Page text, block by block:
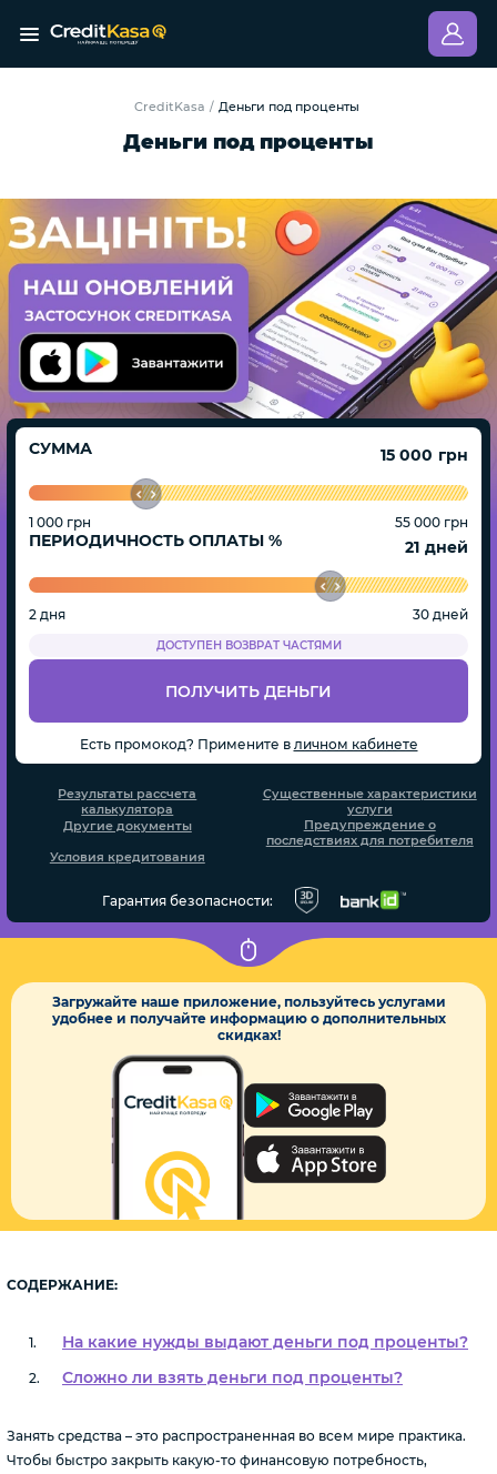
CreditKasa / Деньги под проценты
Деньги под проценты
СУММА грн
1 000 грн 55 000 грн
ПЕРИОДИЧНОСТЬ ОПЛАТЫ % дней
2 дня 30 дней
ДОСТУПЕН ВОЗВРАТ ЧАСТЯМИ
ПОЛУЧИТЬ ДЕНЬГИ
Есть промокод? Примените в личном кабинете
Результаты рассчета
калькулятора
Существенные характеристики
услуги
Другие документы
Предупреждение о
последствиях для потребителя
Условия кредитования
Гарантия безопасности:
Загружайте наше приложение, пользуйтесь услугами
удобнее и получайте информацию о дополнительных
скидках!
СОДЕРЖАНИЕ:
На какие нужды выдают деньги под проценты?
Сложно ли взять деньги под проценты?
Занять средства – это распространенная во всем мире практика.
Чтобы быстро закрыть какую-то финансовую потребность,